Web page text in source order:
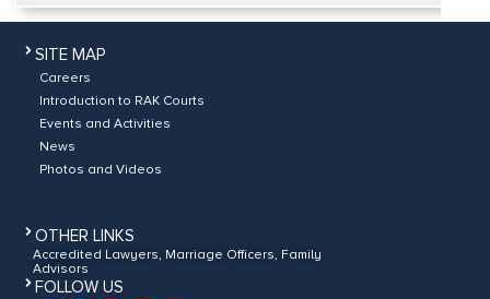
SITE MAP
Careers
Introduction to RAK Courts
Events and Activities
News
Photos and Videos
OTHER LINKS
Accredited Lawyers, Marriage Officers, Family
Advisors
FOLLOW US